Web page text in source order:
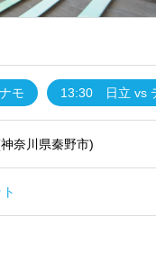
モ 13:30 日立 vs
奈川県秦野市)